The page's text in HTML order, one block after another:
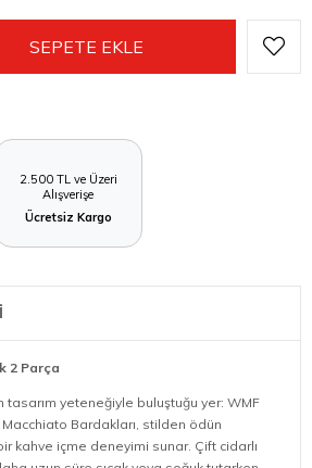
2.500 TL ve Üzeri
Alışverişe
Ücretsiz Kargo
2 Parça
tasarım yeteneğiyle buluştuğu yer: WMF
Macchiato Bardakları, stilden ödün
kahve içme deneyimi sunar. Çift cidarlı